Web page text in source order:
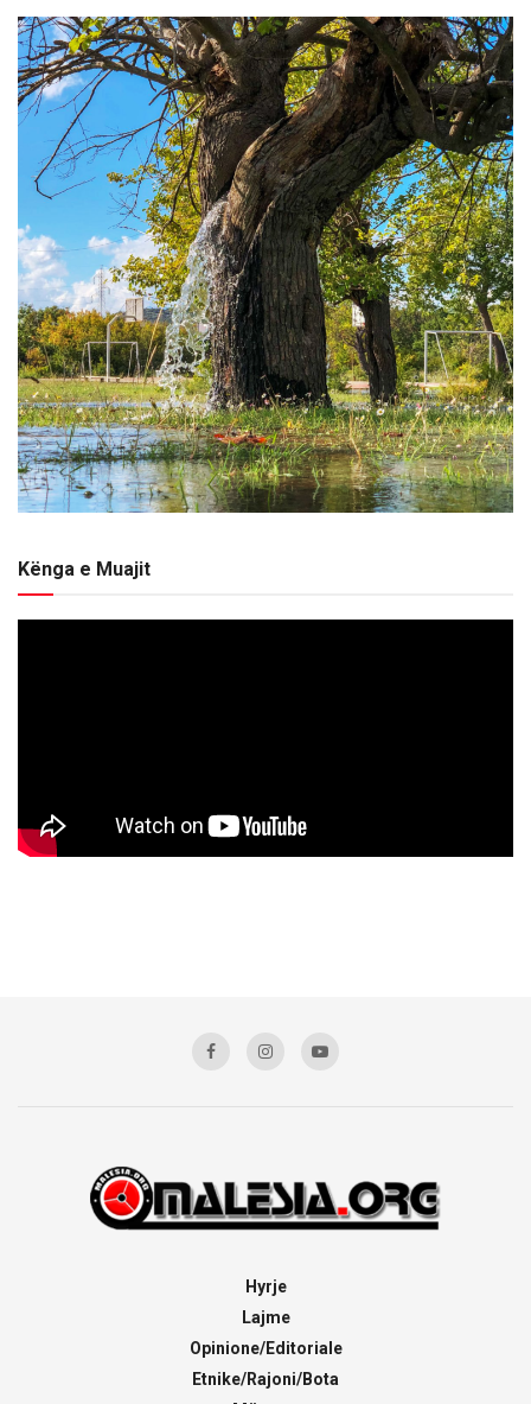
Kënga e Muajit
Hyrje
Lajme
Opinione/Editoriale
Etnike/Rajoni/Bota